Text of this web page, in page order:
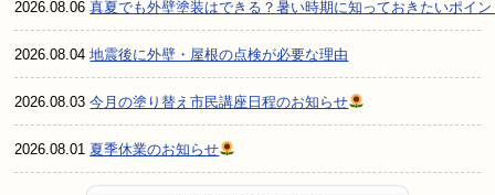
2026.08.06真夏でも外壁塗装はできる？暑い時期に知っておきたいポイン
2026.08.04地震後に外壁・屋根の点検が必要な理由
2026.08.03今月の塗り替え市民講座日程のお知らせ
2026.08.01 夏季休業のお知らせ